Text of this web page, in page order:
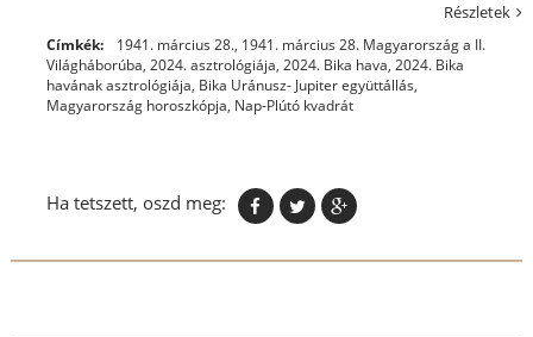
Részletek
Címkék: 1941. március 28., 1941. március 28. Magyarország a II.
Világháborúba, 2024. asztrológiája, 2024. Bika hava, 2024. Bika
havának asztrológiája, Bika Uránusz- Jupiter együttállás,
Magyarország horoszkópja, Nap-Plútó kvadrát
Ha tetszett, oszd meg: